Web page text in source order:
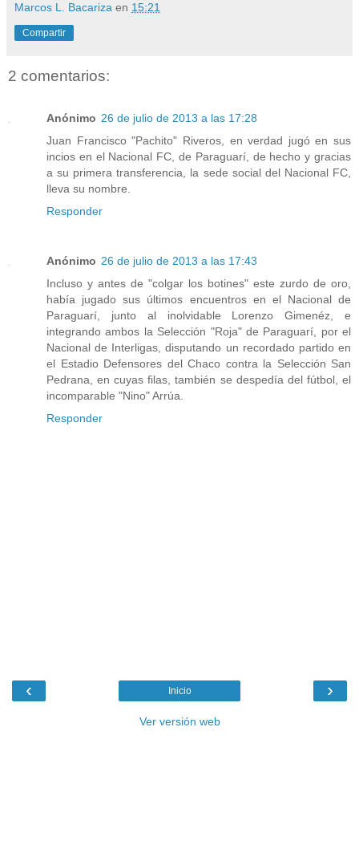
Marcos L. Bacariza en 15:21
Compartir
2 comentarios:
Anónimo 26 de julio de 2013 a las 17:28
Juan Francisco "Pachito" Riveros, en verdad jugó en sus
incios en el Nacional FC, de Paraguarí, de hecho y gracias
a su primera transferencia, la sede social del Nacional FC,
lleva su nombre.
Responder
Anónimo 26 de julio de 2013 a las 17:43
Incluso y antes de "colgar los botines" este zurdo de oro,
había jugado sus últimos encuentros en el Nacional de
Paraguarí, junto al inolvidable Lorenzo Gimenéz, e
integrando ambos la Selección "Roja" de Paraguarí, por el
Nacional de Interligas, disputando un recordado partido en
el Estadio Defensores del Chaco contra la Selección San
Pedrana, en cuyas filas, también se despedía del fútbol, el
incomparable "Nino" Arrúa.
Responder
‹ ›
Inicio
Ver versión web